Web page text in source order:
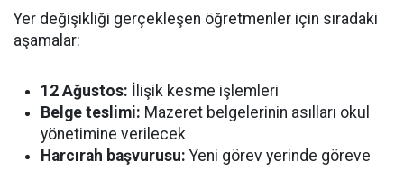
Yer değişikliği gerçekleşen öğretmenler için sıradaki
aşamalar:
12 Ağustos: İlişik kesme işlemleri
Belge teslimi: Mazeret belgelerinin asılları okul
yönetimine verilecek
Harcırah başvurusu: Yeni görev yerinde göreve